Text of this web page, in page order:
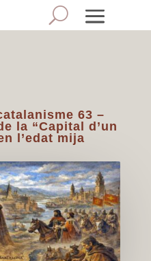
63 –
la “Capital d’un
l’edat mija